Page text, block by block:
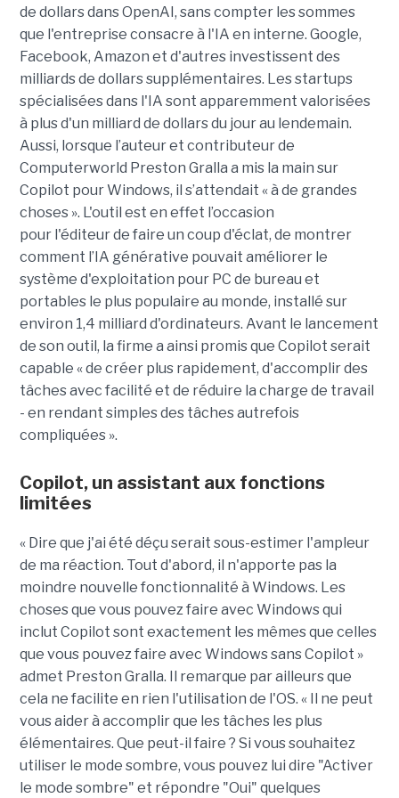
de dollars dans OpenAI, sans compter les sommes
que l'entreprise consacre à l'IA en interne. Google,
Facebook, Amazon et d'autres investissent des
milliards de dollars supplémentaires. Les startups
spécialisées dans l'IA sont apparemment valorisées
à plus d'un milliard de dollars du jour au lendemain.
Aussi, lorsque l’auteur et contributeur de
Computerworld Preston Gralla a mis la main sur
Copilot pour Windows, il s’attendait « à de grandes
choses ». L'outil est en effet l’occasion
pour l'éditeur de faire un coup d'éclat, de montrer
comment l’IA générative pouvait améliorer le
système d'exploitation pour PC de bureau et
portables le plus populaire au monde, installé sur
environ 1,4 milliard d'ordinateurs. Avant le lancement
de son outil, la firme a ainsi promis que Copilot serait
capable « de créer plus rapidement, d'accomplir des
tâches avec facilité et de réduire la charge de travail
- en rendant simples des tâches autrefois
compliquées ».
Copilot, un assistant aux fonctions
limitées
« Dire que j'ai été déçu serait sous-estimer l'ampleur
de ma réaction. Tout d'abord, il n'apporte pas la
moindre nouvelle fonctionnalité à Windows. Les
choses que vous pouvez faire avec Windows qui
inclut Copilot sont exactement les mêmes que celles
que vous pouvez faire avec Windows sans Copilot »
admet Preston Gralla. Il remarque par ailleurs que
cela ne facilite en rien l'utilisation de l'OS. « Il ne peut
vous aider à accomplir que les tâches les plus
élémentaires. Que peut-il faire ? Si vous souhaitez
utiliser le mode sombre, vous pouvez lui dire "Activer
le mode sombre" et répondre "Oui" quelques